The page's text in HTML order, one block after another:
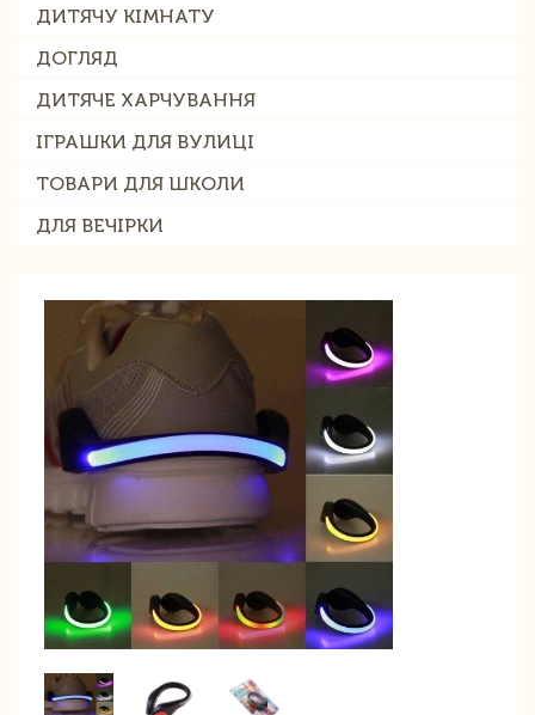
ДИТЯЧУ КІМНАТУ
ДОГЛЯД
ДИТЯЧЕ ХАРЧУВАННЯ
ІГРАШКИ ДЛЯ ВУЛИЦІ
ТОВАРИ ДЛЯ ШКОЛИ
ДЛЯ ВЕЧІРКИ